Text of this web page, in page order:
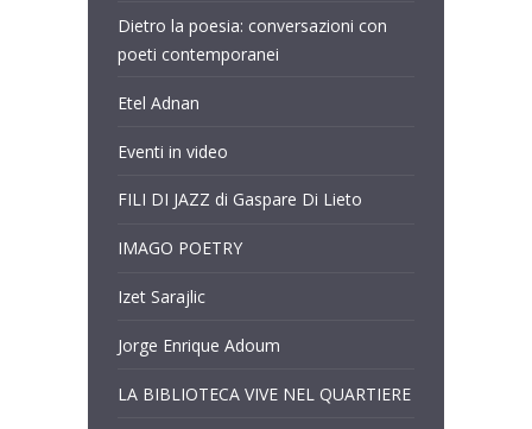
Dietro la poesia: conversazioni con
poeti contemporanei
Etel Adnan
Eventi in video
FILI DI JAZZ di Gaspare Di Lieto
IMAGO POETRY
Izet Sarajlic
Jorge Enrique Adoum
LA BIBLIOTECA VIVE NEL QUARTIERE